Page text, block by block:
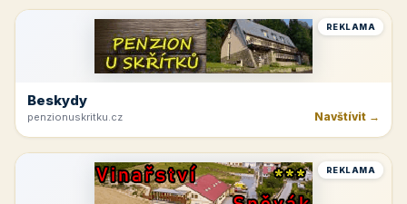
REKLAMA
Beskydy
penzionuskritku.cz Navštívit →
REKLAMA